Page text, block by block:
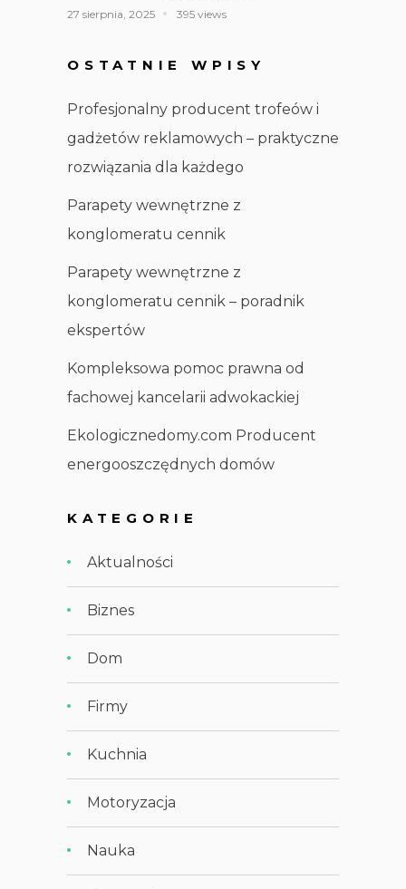
27 sierpnia, 2025 395 views
OSTATNIE WPISY
Profesjonalny producent trofeów i
gadżetów reklamowych – praktyczne
rozwiązania dla każdego
Parapety wewnętrzne z
konglomeratu cennik
Parapety wewnętrzne z
konglomeratu cennik – poradnik
ekspertów
Kompleksowa pomoc prawna od
fachowej kancelarii adwokackiej
Ekologicznedomy.com Producent
energooszczędnych domów
KATEGORIE
Aktualności
Biznes
Dom
Firmy
Kuchnia
Motoryzacja
Nauka